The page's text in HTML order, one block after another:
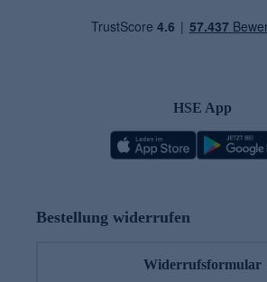
HSE App
Bestellung widerrufen
Widerrufsformular